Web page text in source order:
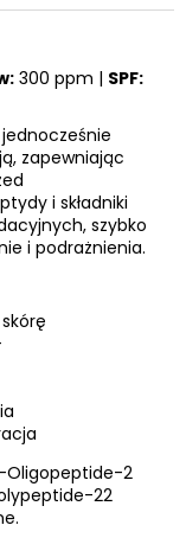
300 ppm | SPF:
zapewniając
i składniki
szybko
i podrażnienia.
Oligopeptide-2
22